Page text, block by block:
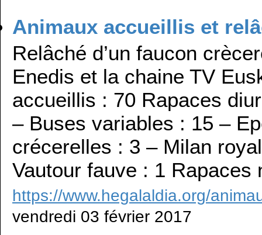
Animaux accueillis et
Relâché d’un faucon
Enedis et la chaine TV
accueillis : 70 Rapaces
– Buses variables : 15 –
crécerelles : 3 – Milan
Vautour fauve : 1
https://www.hegalaldia.org/
vendredi 03 février 2017